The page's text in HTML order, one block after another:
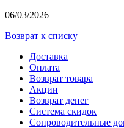
06/03/2026
Возврат к списку
Доставка
Оплата
Возврат товара
Акции
Возврат денег
Система скидок
Сопроводительные